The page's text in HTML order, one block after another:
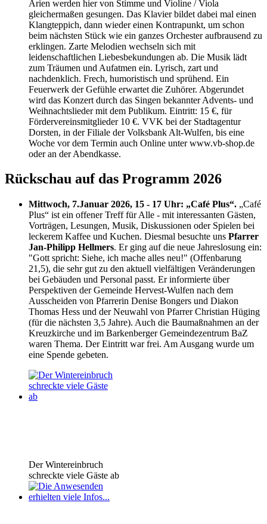
Arien werden hier von Stimme und Violine / Viola
gleichermaßen gesungen. Das Klavier bildet dabei mal einen
Klangteppich, dann wieder einen Kontrapunkt, um schon
beim nächsten Stück wie ein ganzes Orchester aufbrausend zu
erklingen. Zarte Melodien wechseln sich mit
leidenschaftlichen Liebesbekundungen ab. Die Musik lädt
zum Träumen und Aufatmen ein. Lyrisch, zart und
nachdenklich. Frech, humoristisch und sprühend. Ein
Feuerwerk der Gefühle erwartet die Zuhörer. Abgerundet
wird das Konzert durch das Singen bekannter Advents- und
Weihnachtslieder mit dem Publikum. Eintritt: 15 €, für
Fördervereinsmitglieder 10 €. VVK bei der Stadtagentur
Dorsten, in der Filiale der Volksbank Alt-Wulfen, bis eine
Woche vor dem Termin auch Online unter www.vb-shop.de
oder an der Abendkasse.
Rückschau auf das Programm 2026
Mittwoch, 7.Januar 2026, 15 - 17 Uhr: „Café Plus“. „Café
Plus“ ist ein offener Treff für Alle - mit interessanten Gästen,
Vorträgen, Lesungen, Musik, Diskussionen oder Spielen bei
leckerem Kaffee und Kuchen. Diesmal besuchte uns Pfarrer
Jan-Philipp Hellmers. Er ging auf die neue Jahreslosung ein:
"Gott spricht: Siehe, ich mache alles neu!" (Offenbarung
21,5), die sehr gut zu den aktuell vielfältigen Veränderungen
bei Gebäuden und Personal passt. Er informierte über
Perspektiven der Gemeinde Hervest-Wulfen nach dem
Ausscheiden von Pfarrerin Denise Bongers und Diakon
Thomas Hess und der Neuwahl von Pfarrer Christian Hüging
(für die nächsten 3,5 Jahre). Auch die Baumaßnahmen an der
Kreuzkirche und im Barkenberger Gemeindezentrum BaZ
waren Thema. Der Eintritt war frei. Am Ausgang wurde um
eine Spende gebeten.
Der Wintereinbruch
schreckte viele Gäste ab